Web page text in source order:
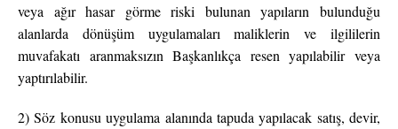
veya ağır hasar görme riski bulunan yapıların bulunduğu
alanlarda dönüşüm uygulamaları maliklerin ve ilgililerin
muvafakatı aranmaksızın Başkanlıkça resen yapılabilir veya
yaptırılabilir.
2) Söz konusu uygulama alanında tapuda yapılacak satış, devir,